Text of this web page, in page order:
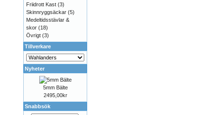
Friidrott Kast (3)
Skinnryggsäckar (5)
Medeltidsstävlar &
skor (18)
Övrigt (3)
Tillverkare
Nyheter
5mm Bälte
2495,00kr
Snabbsök